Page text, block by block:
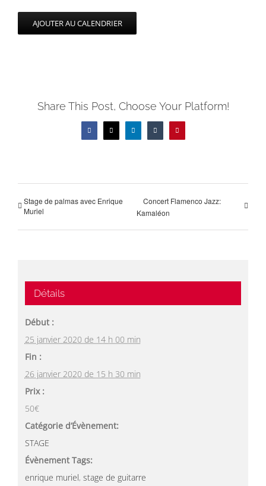
AJOUTER AU CALENDRIER
Share This Post, Choose Your Platform!
Facebook
X LinkedInTumblr Pinterest
Stage de palmas avec Enrique
Muriel
Concert Flamenco Jazz:
Kamaléon
Détails
Début :
25 janvier 2020 de 14 h 00 min
Fin :
26 janvier 2020 de 15 h 30 min
Prix :
50€
Catégorie d’Évènement:
STAGE
Évènement Tags:
enrique muriel, stage de guitarre